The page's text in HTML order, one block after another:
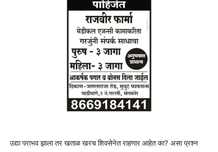
उद्या पराभव झाला तर खताळ खरच शिवसेनेत राहणार आहेत का? असा प्रश्‍न